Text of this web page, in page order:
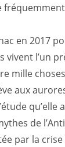
en 2017
vivent l’un
mille
aux
de
par la